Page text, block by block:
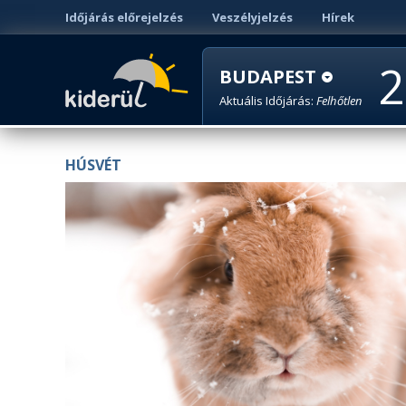
Időjárás előrejelzés Veszélyjelzés Hírek
BUDAPEST
Aktuális Időjárás: Felhőtlen
HÚSVÉT